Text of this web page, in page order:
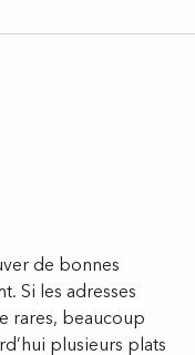
de bonnes
Si les adresses
rares, beaucoup
plusieurs plats